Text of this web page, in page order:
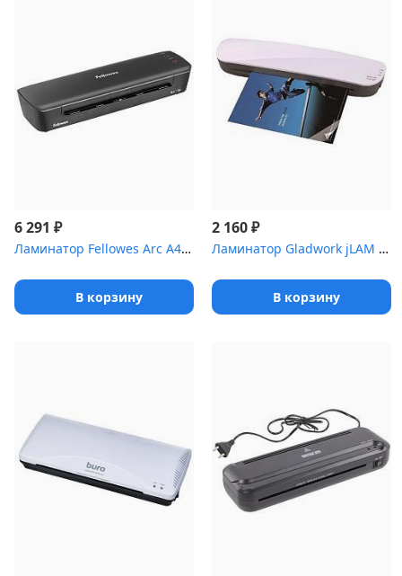
6 291 ₽
Ламинатор Fellowes Arc A4 черный (FS-45700) A4 (75-80мкм) 30см/ми...
В корзину
2 160₽
Ламинатор Gladwork jLAM Hit A4 (75-125мкм) 25см/мин (2вал.) хол.л...
В корзину